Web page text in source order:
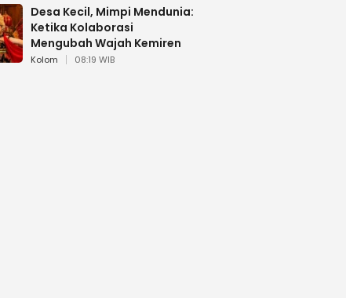
Desa Kecil, Mimpi Mendunia:
Ketika Kolaborasi
Mengubah Wajah Kemiren
Kolom 08:19 WIB